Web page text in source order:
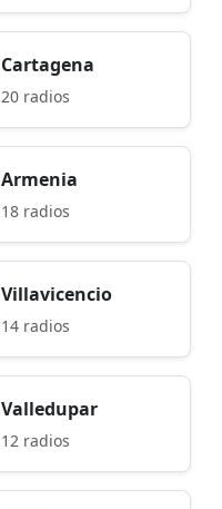
Cartagena
20 radios
Armenia
18 radios
Villavicencio
14 radios
Valledupar
12 radios